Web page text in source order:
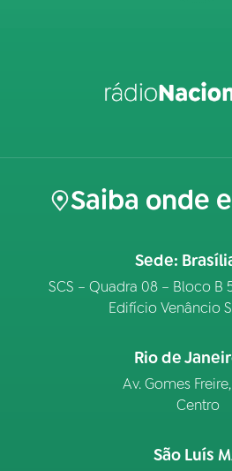
Saiba onde
Sede:
SCS – Quadra 08 – Bloco B
Edifício Venâncio
Rio de
Av. Gomes
Centro
São Luís